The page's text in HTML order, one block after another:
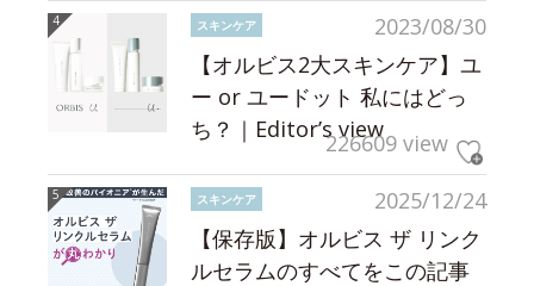
2023/08/30
スキンケア
【オルビス2大スキンケア】ユ
ー or ユードット 私にはどっ
ち？｜Editor’s view226609 view
2025/12/24
スキンケア
【保存版】オルビス ザ リンク
ルセラムのすべてをこの記事